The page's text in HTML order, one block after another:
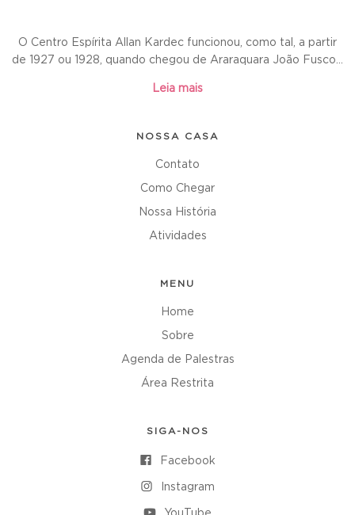
O Centro Espírita Allan Kardec funcionou, como tal, a partir
de 1927 ou 1928, quando chegou de Araraquara João Fusco...
Leia mais
NOSSA CASA
Contato
Como Chegar
Nossa História
Atividades
MENU
Home
Sobre
Agenda de Palestras
Área Restrita
SIGA-NOS
Facebook
Instagram